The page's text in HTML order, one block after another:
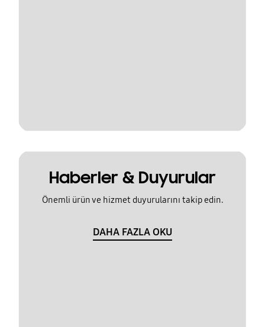
Haberler & Duyurular
Önemli ürün ve hizmet duyurularını takip edin.
DAHA FAZLA OKU